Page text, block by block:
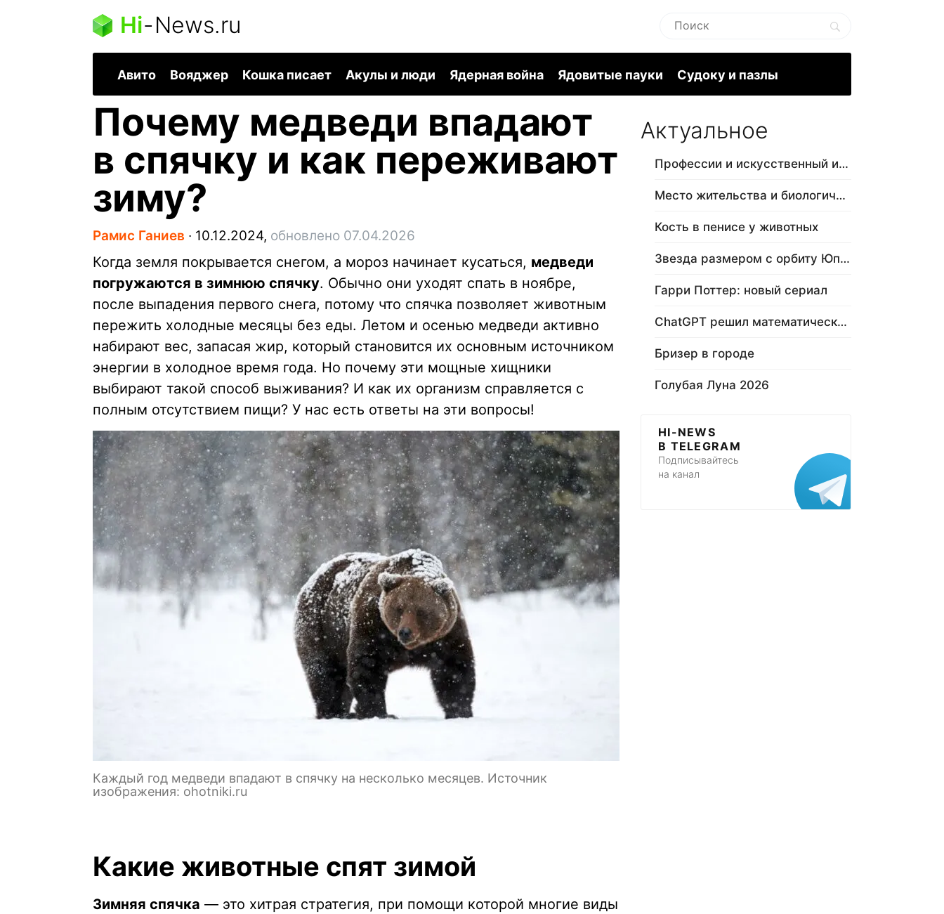
Hi-News.ru
Авито Вояджер Кошка писает Акулы и люди Ядерная война Ядовитые пауки Судоку и пазлы
Почему медведи впадают
в спячку и как переживают
зиму?
Рамис Ганиев ∙ 10.12.2024, обновлено 07.04.2026
Когда земля покрывается снегом, а мороз начинает кусаться, медведи
погружаются в зимнюю спячку. Обычно они уходят спать в ноябре,
после выпадения первого снега, потому что спячка позволяет животным
пережить холодные месяцы без еды. Летом и осенью медведи активно
набирают вес, запасая жир, который становится их основным источником
энергии в холодное время года. Но почему эти мощные хищники
выбирают такой способ выживания? И как их организм справляется с
полным отсутствием пищи? У нас есть ответы на эти вопросы!
Каждый год медведи впадают в спячку на несколько месяцев. Источник
изображения: ohotniki.ru
Какие животные спят зимой
Зимняя спячка — это хитрая стратегия, при помощи которой многие виды
Актуальное
Профессии и искусственный интеллект
Место жительства и биологический в…
Кость в пенисе у животных
Звезда размером с орбиту Юпитера
Гарри Поттер: новый сериал
ChatGPT решил математическую задачу
Бризер в городе
Голубая Луна 2026
HI-NEWS
В TELEGRAM
Подписывайтесь
на канал